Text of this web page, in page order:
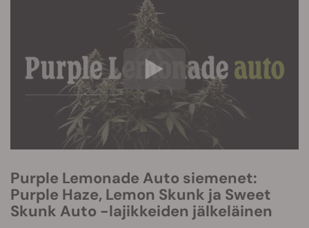
Purple Lemonade Auto siemenet:
Purple Haze, Lemon Skunk ja Sweet
Skunk Auto -lajikkeiden jälkeläinen